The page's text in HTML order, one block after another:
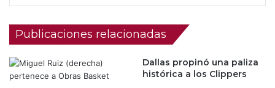
Publicaciones relacionadas
Dallas propinó una paliza
histórica a los Clippers